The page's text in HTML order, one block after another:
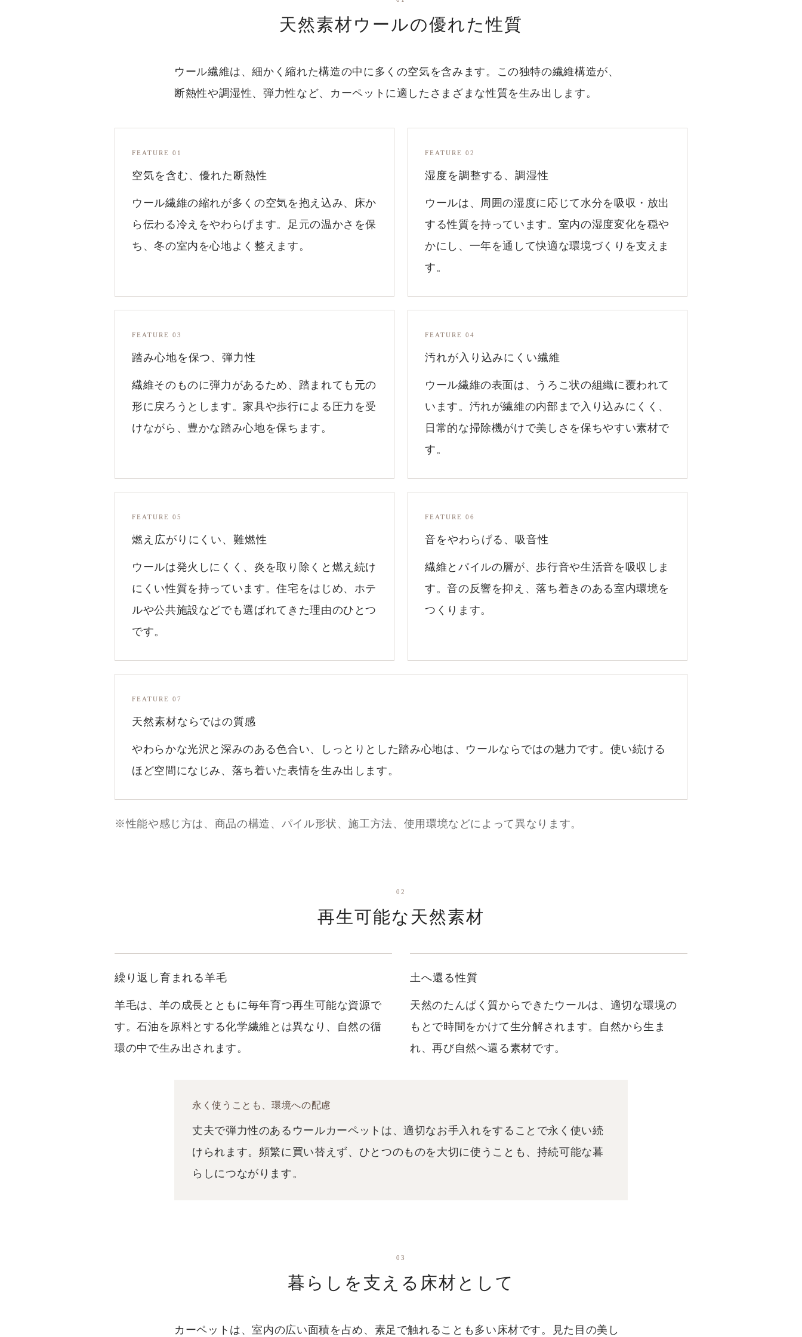
天然素材ウールの優れた性質
ウール繊維は、細かく縮れた構造の中に多くの空気を含みます。この独特の繊維構造が、
断熱性や調湿性、弾力性など、カーペットに適したさまざまな性質を生み出します。
FEATURE 01
空気を含む、優れた断熱性
ウール繊維の縮れが多くの空気を抱え込み、床か
ら伝わる冷えをやわらげます。足元の温かさを保
ち、冬の室内を心地よく整えます。
FEATURE 02
湿度を調整する、調湿性
ウールは、周囲の湿度に応じて水分を吸収・放出
する性質を持っています。室内の湿度変化を穏や
かにし、一年を通して快適な環境づくりを支えま
す。
FEATURE 03
踏み心地を保つ、弾力性
繊維そのものに弾力があるため、踏まれても元の
形に戻ろうとします。家具や歩行による圧力を受
けながら、豊かな踏み心地を保ちます。
FEATURE 04
汚れが入り込みにくい繊維
ウール繊維の表面は、うろこ状の組織に覆われて
います。汚れが繊維の内部まで入り込みにくく、
日常的な掃除機がけで美しさを保ちやすい素材で
す。
FEATURE 05
燃え広がりにくい、難燃性
ウールは発火しにくく、炎を取り除くと燃え続け
にくい性質を持っています。住宅をはじめ、ホテ
ルや公共施設などでも選ばれてきた理由のひとつ
です。
FEATURE 06
音をやわらげる、吸音性
繊維とパイルの層が、歩行音や生活音を吸収しま
す。音の反響を抑え、落ち着きのある室内環境を
つくります。
FEATURE 07
天然素材ならではの質感
やわらかな光沢と深みのある色合い、しっとりとした踏み心地は、ウールならではの魅力です。使い続ける
ほど空間になじみ、落ち着いた表情を生み出します。
※性能や感じ方は、商品の構造、パイル形状、施工方法、使用環境などによって異なります。
02
再生可能な天然素材
繰り返し育まれる羊毛
羊毛は、羊の成長とともに毎年育つ再生可能な資源で
す。石油を原料とする化学繊維とは異なり、自然の循
環の中で生み出されます。
土へ還る性質
天然のたんぱく質からできたウールは、適切な環境の
もとで時間をかけて生分解されます。自然から生ま
れ、再び自然へ還る素材です。
永く使うことも、環境への配慮
丈夫で弾力性のあるウールカーペットは、適切なお手入れをすることで永く使い続
けられます。頻繁に買い替えず、ひとつのものを大切に使うことも、持続可能な暮
らしにつながります。
03
暮らしを支える床材として
カーペットは、室内の広い面積を占め、素足で触れることも多い床材です。見た目の美し